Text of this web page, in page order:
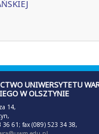
UNIWERSYTETU
W OLSZTYNIE
14,
36 61; fax (089) 523 34 38,